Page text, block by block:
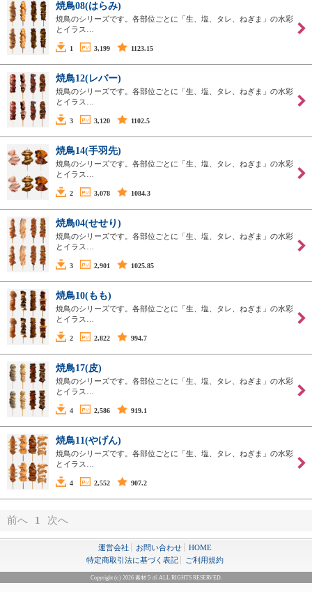
焼鳥08(はらみ)
焼鳥のシリーズです。各部位ごとに「生、塩、タレ、ねぎま」の水彩
とイラス…
1 3,199 1123.15
焼鳥12(レバー)
焼鳥のシリーズです。各部位ごとに「生、塩、タレ、ねぎま」の水彩
とイラス…
3 3,120 1102.5
焼鳥14(手羽先)
焼鳥のシリーズです。各部位ごとに「生、塩、タレ、ねぎま」の水彩
とイラス…
2 3,078 1084.3
焼鳥04(せせり)
焼鳥のシリーズです。各部位ごとに「生、塩、タレ、ねぎま」の水彩
とイラス…
3 2,901 1025.85
焼鳥10(もも)
焼鳥のシリーズです。各部位ごとに「生、塩、タレ、ねぎま」の水彩
とイラス…
2 2,822 994.7
焼鳥17(皮)
焼鳥のシリーズです。各部位ごとに「生、塩、タレ、ねぎま」の水彩
とイラス…
4 2,586 919.1
焼鳥11(やげん)
焼鳥のシリーズです。各部位ごとに「生、塩、タレ、ねぎま」の水彩
とイラス…
4 2,552 907.2
前へ 1 次へ
運営会社 お問い合わせ
HOME
特定商取引法に基づく表記
ご利用規約
Copyright (c) 2026 素材ラボ ALL RIGHTS RESERVED.